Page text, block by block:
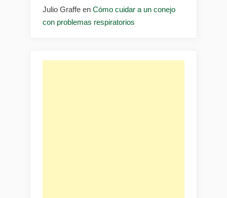
Julio Graffe en Cómo cuidar a un conejo
con problemas respiratorios